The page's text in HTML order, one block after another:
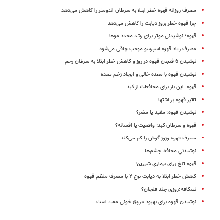
مصرف روزانه قهوه خطر ابتلا به سرطان اندومتر را کاهش می‌دهد
چرا قهوه خطر بروز دیابت را کاهش می‌دهد
قهوه؛ نوشیدنی موثر برای رشد مجدد موها
مصرف زیاد قهوه اسپرسو موجب چاقی می‌شود
نوشیدن 6 فنجان قهوه در روز و کاهش خطر ابتلا به سرطان رحم
نوشیدن قهوه با معده خالی و ایجاد زخم معده
قهوه: این بار برای محافظت از کبد
تاثیر قهوه بر اشتها
نوشیدن قهوه؛ مفید یا مضر؟
قهوه و سرطان کبد: واقعیت یا افسانه؟
مصرف قهوه وزوز گوش را کم می‌کند
نوشیدنی‌ِ محافظ چشم‌ها
قهوه‌ تلخ برای بیماریِ شیرین!
کاهش خطر ابتلا به دیابت نوع ۲ با مصرف منظم قهوه
نسکافه؛روزی چند فنجان؟
نوشیدن قهوه برای بهبود عروق خونی مفید است